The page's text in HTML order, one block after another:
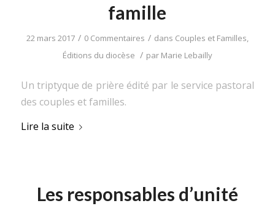
famille
22 mars 2017 / 0 Commentaires / dans Couples et Familles,
Éditions du diocèse / par Marie Lebailly
Un triptyque de prière édité par le service pastoral
des couples et familles.
Lire la suite
Les responsables d’unité